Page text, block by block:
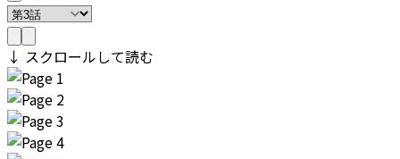
↓ スクロールして読む